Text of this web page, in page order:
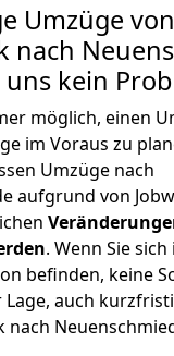
Umzüge von
nach
kein
möglich, einen
im Voraus zu
Umzüge nach
aufgrund von
. Wenn Sie
befinden, keine
Lage, auch
nach